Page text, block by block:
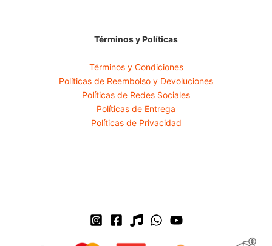
Términos y Políticas
Términos y Condiciones
Políticas de Reembolso y Devoluciones
Políticas de Redes Sociales
Políticas de Entrega
Políticas de Privacidad